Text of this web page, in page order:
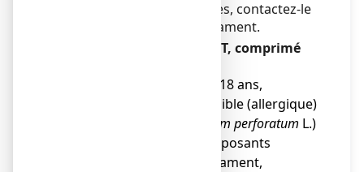
intolérance à certains sucres, contactez-le
avant de prendre ce médicament.
Ne prenez jamais PROSOFT, comprimé
● Si vous avez moins de 18 ans,
● Si vous êtes hypersensible (allergique)
Hypericum perforatum L.)
ou à l’un des autres composants
contenus dans ce médicament,